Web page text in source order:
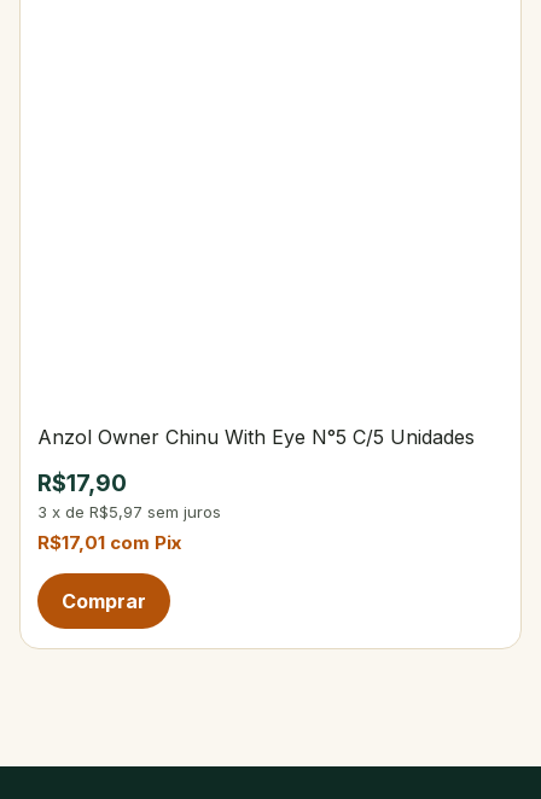
Anzol Owner Chinu With Eye N°5 C/5 Unidades
R$17,90
3 x de R$5,97 sem juros
R$17,01 com Pix